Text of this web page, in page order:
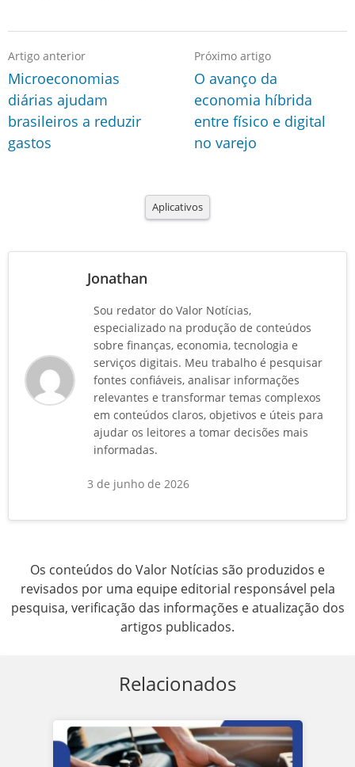
Artigo anterior
Microeconomias
diárias ajudam
brasileiros a reduzir
gastos
Próximo artigo
O avanço da
economia híbrida
entre físico e digital
no varejo
Aplicativos
Jonathan
Sou redator do Valor Notícias,
especializado na produção de conteúdos
sobre finanças, economia, tecnologia e
serviços digitais. Meu trabalho é pesquisar
fontes confiáveis, analisar informações
relevantes e transformar temas complexos
em conteúdos claros, objetivos e úteis para
ajudar os leitores a tomar decisões mais
informadas.
3 de junho de 2026
Os conteúdos do Valor Notícias são produzidos e
revisados por uma equipe editorial responsável pela
pesquisa, verificação das informações e atualização dos
artigos publicados.
Relacionados